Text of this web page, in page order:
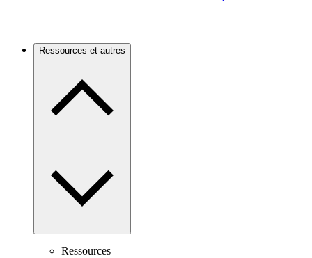
Ressources et autres
Ressources